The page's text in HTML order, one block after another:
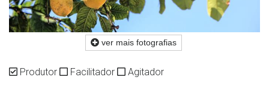
ver mais fotografias
Produtor Facilitador Agitador